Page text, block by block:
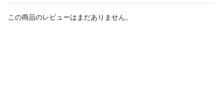
この商品のレビューはまだありません。